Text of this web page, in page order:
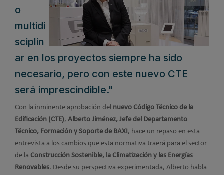
o
multidi
sciplin
ar en los proyectos siempre ha sido
necesario, pero con este nuevo CTE
será imprescindible."
Con la inminente aprobación del nuevo Código Técnico de la
Edificación (CTE), Alberto Jiménez, Jefe del Departamento
Técnico, Formación y Soporte de BAXI, hace un repaso en esta
entrevista a los cambios que esta normativa traerá para el sector
de la Construcción Sostenible, la Climatización y las Energías
Renovables. Desde su perspectiva experimentada, Alberto habla